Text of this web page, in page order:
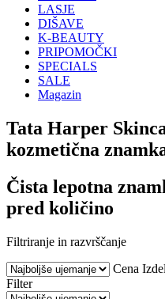
LASJE
DIŠAVE
K-BEAUTY
PRIPOMOČKI
SPECIALS
SALE
Magazin
Tata Harper
kozmetična
Čista lepotna
pred količino
Filtriranje in razvrščanje
Cena
Filter